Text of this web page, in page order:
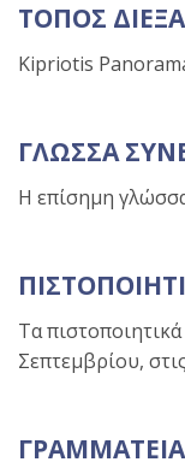
ΤΟΠΟΣ
Kipriotis
ΓΛΩΣΣΑ
Η επίσημη
Τα
Σεπτεμβρίου,